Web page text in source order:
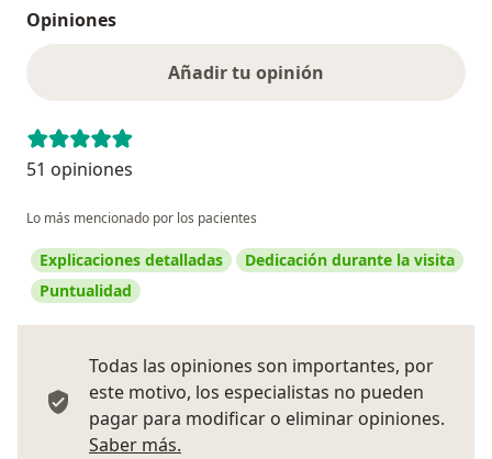
Opiniones
Añadir tu opinión
51 opiniones
Lo más mencionado por los pacientes
Explicaciones detalladas
Dedicación durante la visita
Puntualidad
Todas las opiniones son importantes, por
este motivo, los especialistas no pueden
pagar para modificar o eliminar opiniones.
Saber más.